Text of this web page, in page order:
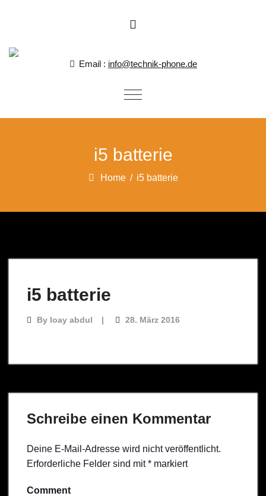
Email : info@technik-phone.de
Toggle
i5 batterie
Home / i5 batterie
i5 batterie
By loay abdul 28. März 2016
Schreibe einen Kommentar
Deine E-Mail-Adresse wird nicht veröffentlicht.
Erforderliche Felder sind mit* markiert
Comment